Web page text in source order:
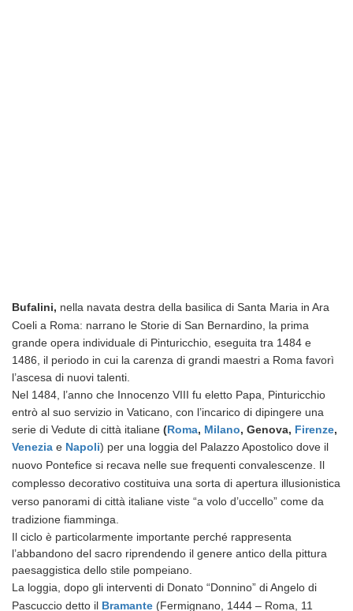
Bufalini, nella navata destra della basilica di Santa Maria in Ara
Coeli a Roma: narrano le Storie di San Bernardino, la prima
grande opera individuale di Pinturicchio, eseguita tra 1484 e
1486, il periodo in cui la carenza di grandi maestri a Roma favorì
l’ascesa di nuovi talenti.
Nel 1484, l’anno che Innocenzo VIII fu eletto Papa, Pinturicchio
entrò al suo servizio in Vaticano, con l’incarico di dipingere una
serie di Vedute di città italiane (Roma, Milano, Genova, Firenze,
Venezia e Napoli) per una loggia del Palazzo Apostolico dove il
nuovo Pontefice si recava nelle sue frequenti convalescenze. Il
complesso decorativo costituiva una sorta di apertura illusionistica
verso panorami di città italiane viste “a volo d’uccello” come da
tradizione fiamminga.
Il ciclo è particolarmente importante perché rappresenta
l’abbandono del sacro riprendendo il genere antico della pittura
paesaggistica dello stile pompeiano.
La loggia, dopo gli interventi di Donato “Donnino” di Angelo di
Pascuccio detto il Bramante (Fermignano, 1444 – Roma, 11